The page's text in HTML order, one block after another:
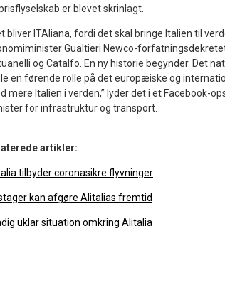
er blevet skrinlagt.
bliver ITAliana, fordi det skal bringe Italien til
Gualtieri Newco-
og Catalfo. En ny historie begynder. Det
en førende rolle på det europæiske og
mere Italien i verden,” lyder det i et Facebook-
for infrastruktur og transport.
artikler:
tilbyder coronasikre flyvninger
kan afgøre Alitalias fremtid
uklar situation omkring Alitalia